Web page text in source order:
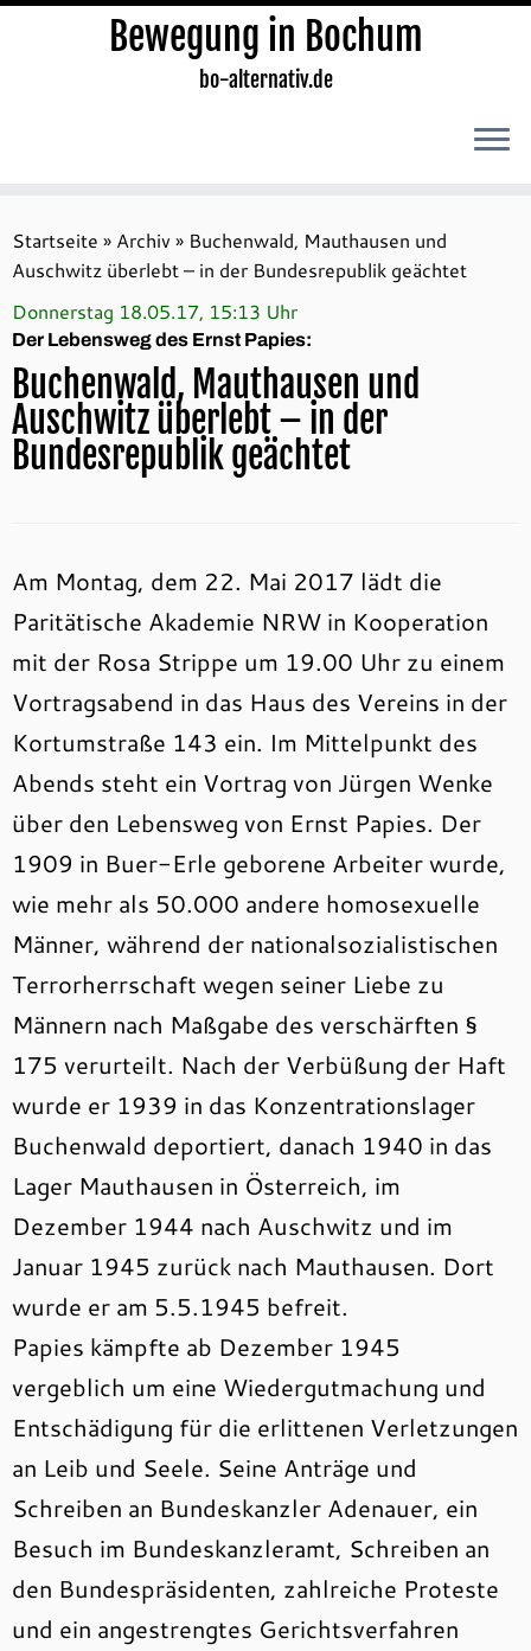
Inhalt
springen
Bewegung in Bochum
bo-alternativ.de
Startseite » Archiv » Buchenwald, Mauthausen und
Auschwitz überlebt – in der Bundesrepublik geächtet
Donnerstag 18.05.17, 15:13 Uhr
Der Lebensweg des Ernst Papies:
Buchenwald, Mauthausen und
Auschwitz überlebt – in der
Bundesrepublik geächtet
Am Montag, dem 22. Mai 2017 lädt die
Paritätische Akademie NRW in Kooperation
mit der Rosa Strippe um 19.00 Uhr zu einem
Vortragsabend in das Haus des Vereins in der
Kortumstraße 143 ein. Im Mittelpunkt des
Abends steht ein Vortrag von Jürgen Wenke
über den Lebensweg von Ernst Papies. Der
1909 in Buer-Erle geborene Arbeiter wurde,
wie mehr als 50.000 andere homosexuelle
Männer, während der nationalsozialistischen
Terrorherrschaft wegen seiner Liebe zu
Männern nach Maßgabe des verschärften §
175 verurteilt. Nach der Verbüßung der Haft
wurde er 1939 in das Konzentrationslager
Buchenwald deportiert, danach 1940 in das
Lager Mauthausen in Österreich, im
Dezember 1944 nach Auschwitz und im
Januar 1945 zurück nach Mauthausen. Dort
wurde er am 5.5.1945 befreit.
Papies kämpfte ab Dezember 1945
vergeblich um eine Wiedergutmachung und
Entschädigung für die erlittenen Verletzungen
an Leib und Seele. Seine Anträge und
Schreiben an Bundeskanzler Adenauer, ein
Besuch im Bundeskanzleramt, Schreiben an
den Bundespräsidenten, zahlreiche Proteste
und ein angestrengtes Gerichtsverfahren